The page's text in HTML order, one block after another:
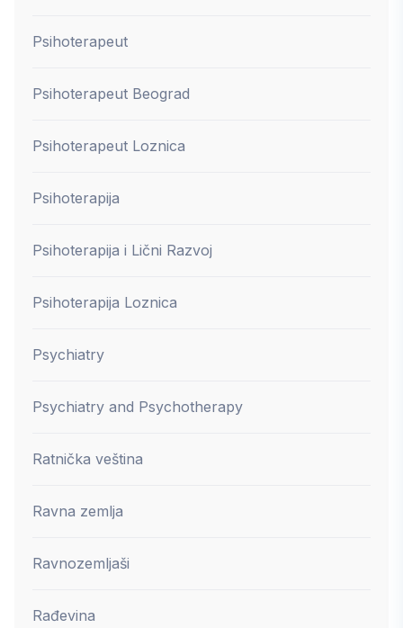
Psihoterapeut
Psihoterapeut Beograd
Psihoterapeut Loznica
Psihoterapija
Psihoterapija i Lični Razvoj
Psihoterapija Loznica
Psychiatry
Psychiatry and Psychotherapy
Ratnička veština
Ravna zemlja
Ravnozemljaši
Rađevina